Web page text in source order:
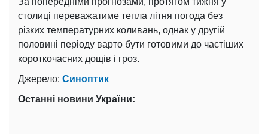
столиці переважатиме тепла літня погода без
різких температурних коливань, однак у другій
половині періоду варто бути готовими до частіших
короткочасних дощів і гроз.
Джерело: Синоптик
Останні новини України: